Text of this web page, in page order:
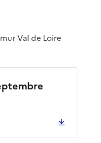
Val de Loire